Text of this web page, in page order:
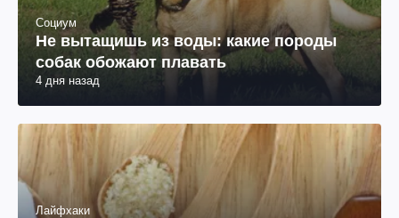
Социум
Не вытащишь из воды: какие породы
собак обожают плавать
4 дня назад
Лайфхаки